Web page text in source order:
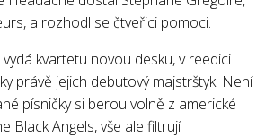
a rozhodl se čtveřici pomoci.
kvartetu novou desku, v reedici
právě jejich debutový majstrštyk. Není
písničky si berou volně z americké
Black Angels, vše ale filtrují